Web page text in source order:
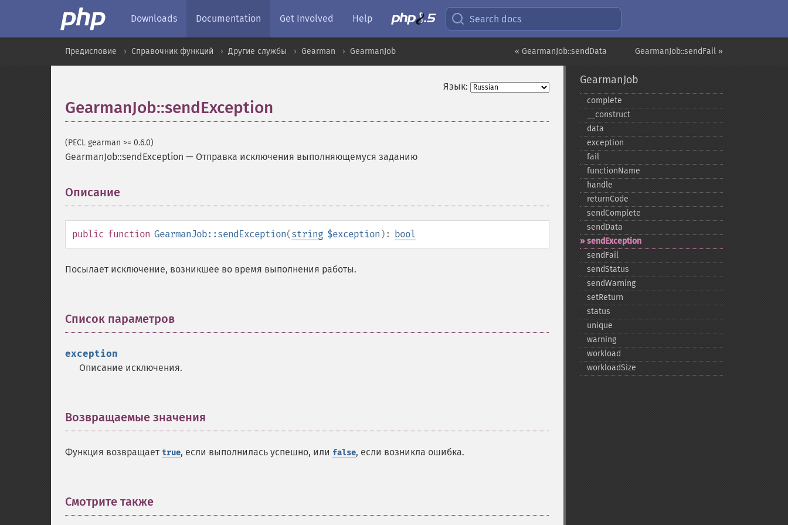
Downloads Documentation Get Involved Help Search docs
GearmanJob::sendFail »
« GearmanJob::sendData
Предисловие Справочник функций Другие службы Gearman GearmanJob
Язык:
GearmanJob::sendException
(PECL gearman >= 0.6.0)
GearmanJob::sendException — Отправка исключения выполняющемуся заданию
Описание
public function GearmanJob::sendException(string $exception ): bool
Посылает исключение, возникшее во время выполнения работы.
Список параметров
exception
Описание исключения.
Возвращаемые значения
Функция возвращает true, если выполнилась успешно, или false, если возникла ошибка.
Смотрите также
GearmanJob
complete
_​_​construct
data
exception
fail
functionName
handle
returnCode
sendComplete
sendData
sendException
sendFail
sendStatus
sendWarning
setReturn
status
unique
warning
workload
workloadSize